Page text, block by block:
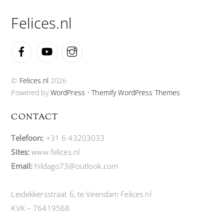
Felices.nl
FacebookYouTube
© Felices.nl 2026
Powered byWordPress •Themify WordPress Themes
CONTACT
Telefoon: +31 6 43203033
Sites: www.felices.nl
Email: hildago73@outlook.com
Leidekkersstraat 6, te Veendam Felices.nl
KVK – 76419568